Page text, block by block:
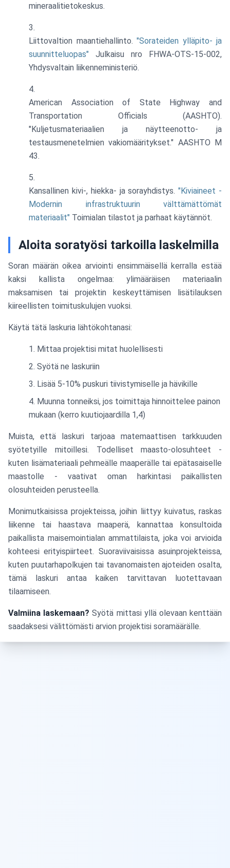
mineraalitietokeskus.
Liittovaltion maantiehallinto. "Sorateiden ylläpito- ja
suunnitteluopas" Julkaisu nro FHWA-OTS-15-002,
Yhdysvaltain liikenneministeriö.
American Association of State Highway and
Transportation Officials (AASHTO).
"Kuljetusmateriaalien ja näytteenotto- ja
testausmenetelmien vakiomääritykset." AASHTO M
43.
Kansallinen kivi-, hiekka- ja sorayhdistys."Kiviaineet -
Modernin infrastruktuurin välttämättömät
materiaalit" Toimialan tilastot ja parhaat käytännöt.
Aloita soratyösi tarkoilla laskelmilla
Soran määrän oikea arviointi ensimmäisellä kerralla estää
kaksi kallista ongelmaa: ylimääräisen materiaalin
maksamisen tai projektin keskeyttämisen lisätilauksen
kiireellisten toimituskulujen vuoksi.
Käytä tätä laskuria lähtökohtanasi:
Mittaa projektisi mitat huolellisesti
Syötä ne laskuriin
Lisää 5-10% puskuri tiivistymiselle ja hävikille
Muunna tonneiksi, jos toimittaja hinnoittelee painon
mukaan (kerro kuutiojaardilla 1,4)
Muista, että laskuri tarjoaa matemaattisen tarkkuuden
syötetyille mitoillesi. Todelliset maasto-olosuhteet -
kuten lisämateriaali pehmeälle maaperälle tai epätasaiselle
maastolle - vaativat oman harkintasi paikallisten
olosuhteiden perusteella.
Monimutkaisissa projekteissa, joihin liittyy kuivatus, raskas
liikenne tai haastava maaperä, kannattaa konsultoida
paikallista maisemointialan ammattilaista, joka voi arvioida
kohteesi erityispiirteet. Suoraviivaisissa asuinprojekteissa,
kuten puutarhapolkujen tai tavanomaisten ajoteiden osalta,
tämä laskuri antaa kaiken tarvittavan luotettavaan
tilaamiseen.
Valmiina laskemaan? Syötä mittasi yllä olevaan kenttään
saadaksesi välittömästi arvion projektisi soramäärälle.